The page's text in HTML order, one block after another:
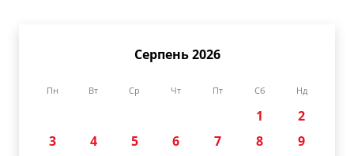
Серпень 2026
Пн Вт Ср Чт Пт Сб Нд
1
2
3
4 5 6 7 8
9